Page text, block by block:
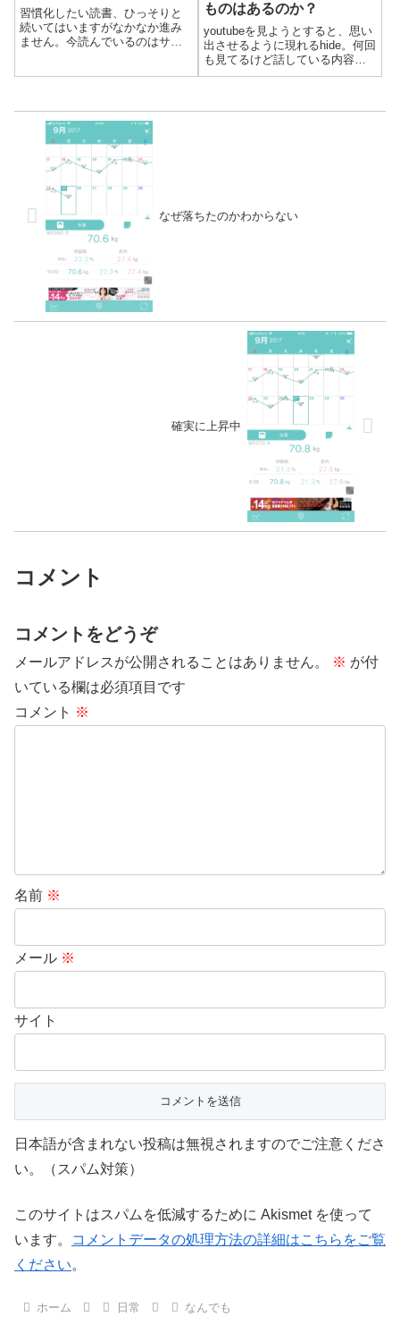
習慣化したい読書、ひっそりと
続いてはいますがなかなか進み
ません。今読んでいるのはサピ
か、難しい言葉とか、読めない
漢字を調べなが...
ものはあるのか？
youtubeを見ようとすると、思い
出させるように現れるhide。何回
も見てるけど話している内容は
頭に入ってきません。
なぜ落ちたのかわからない
確実に上昇中
コメント
コメントをどうぞ
メールアドレスが公開されることはありません。 ※ が付
いている欄は必須項目です
コメント ※
名前 ※
メール ※
サイト
日本語が含まれない投稿は無視されますのでご注意くださ
い。（スパム対策）
このサイトはスパムを低減するために Akismet を使って
います。
コメントデータの処理方法の詳細はこちらをご覧
ください。
ホーム 日常 なんでも